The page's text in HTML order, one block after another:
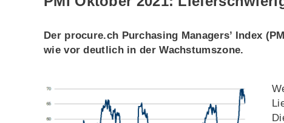
Der procure.ch Purchasing Managers’ Index
wie vor deutlich in der Wachstumszone.